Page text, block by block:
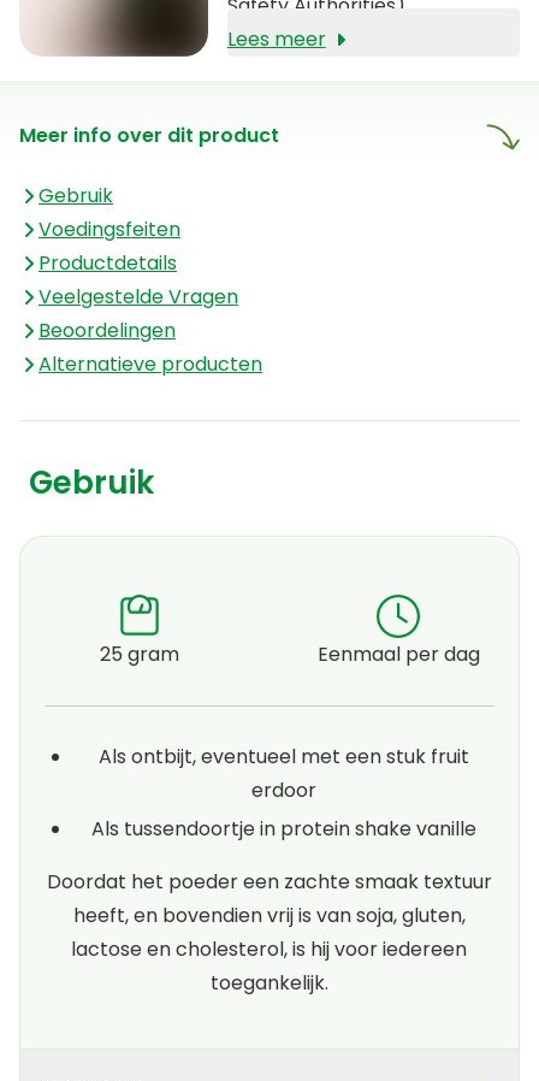
Lees meer
Meer info over dit product
Gebruik
Voedingsfeiten
Productdetails
Veelgestelde Vragen
Beoordelingen
Alternatieve producten
Gebruik
25 gram Eenmaal per dag
Als ontbijt, eventueel met een stuk fruit
erdoor
Als tussendoortje in protein shake vanille
Doordat het poeder een zachte smaak textuur
heeft, en bovendien vrij is van soja, gluten,
lactose en cholesterol, is hij voor iedereen
toegankelijk.